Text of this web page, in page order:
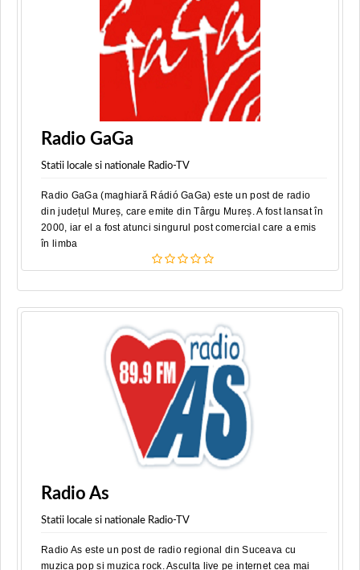
Radio GaGa
Statii locale si nationale Radio-TV
Radio GaGa (maghiară Rádió GaGa) este un post de radio
din județul Mureș, care emite din Târgu Mureș. A fost lansat în
2000, iar el a fost atunci singurul post comercial care a emis
în limba
Radio As
Statii locale si nationale Radio-TV
Radio As este un post de radio regional din Suceava cu
muzica pop si muzica rock. Asculta live pe internet cea mai